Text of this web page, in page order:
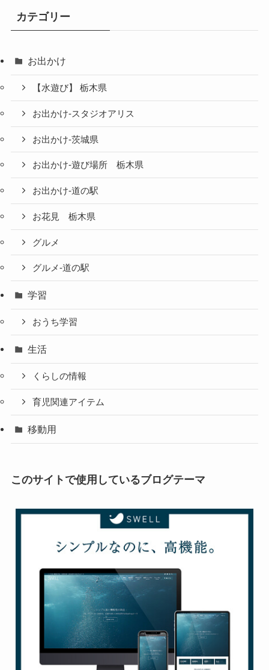
カテゴリー
お出かけ
【水遊び】 栃木県
お出かけ-スタジオアリス
お出かけ-茨城県
お出かけ-遊び場所 栃木県
お出かけ-道の駅
お花見 栃木県
グルメ
グルメ-道の駅
学習
おうち学習
生活
くらしの情報
育児関連アイテム
移動用
このサイトで使用しているブログテーマ